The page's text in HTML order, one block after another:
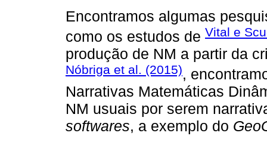
Encontramos algumas
como os estudos de Vital e
produção de NM a partir da
Nóbriga et al. (2015),
Narrativas Matemáticas
NM usuais por serem
softwares, a exemplo do